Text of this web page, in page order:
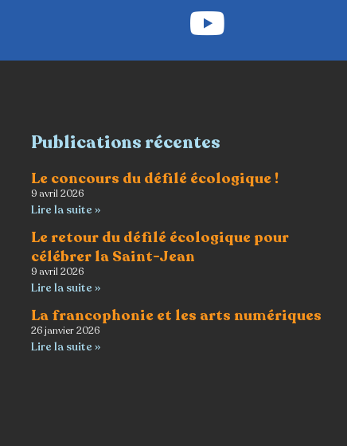
Publications récentes
Le concours du défilé écologique !
9 avril 2026
Lire la suite »
Le retour du défilé écologique pour
célébrer la Saint-Jean
9 avril 2026
Lire la suite »
La francophonie et les arts numériques
26 janvier 2026
Lire la suite »